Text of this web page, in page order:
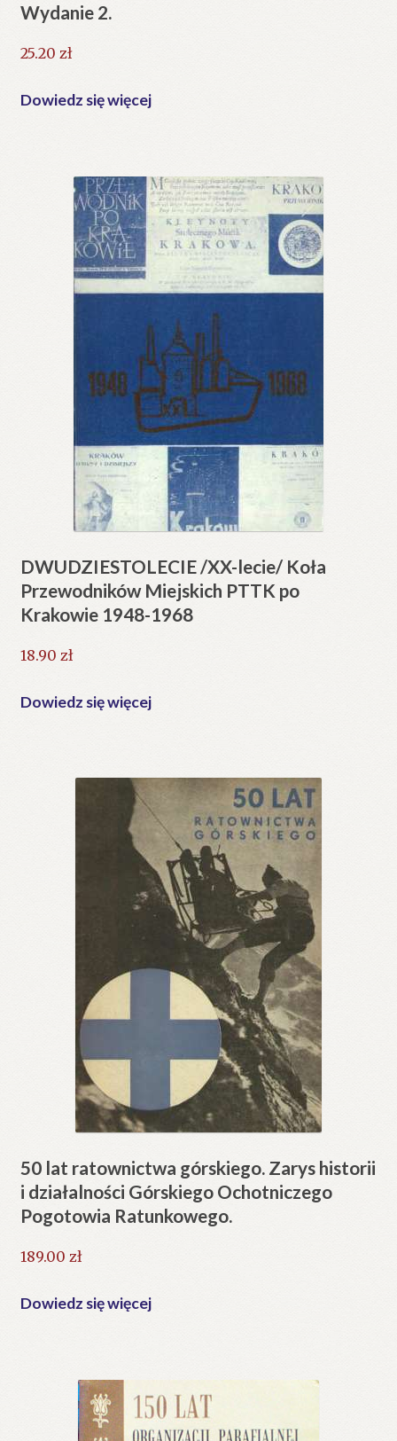
Wydanie 2.
25.20 zł
Dowiedz się więcej
DWUDZIESTOLECIE /XX-lecie/ Koła
Przewodników Miejskich PTTK po
Krakowie 1948-1968
18.90 zł
Dowiedz się więcej
50 lat ratownictwa górskiego. Zarys historii
i działalności Górskiego Ochotniczego
Pogotowia Ratunkowego.
189.00 zł
Dowiedz się więcej